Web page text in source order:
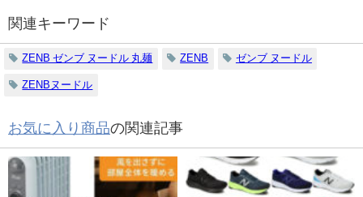
関連キーワード
ZENB ゼンブ ヌードル 丸麺 ZENB ゼンブ ヌードル
ZENBヌードル
お気に入り商品の関連記事